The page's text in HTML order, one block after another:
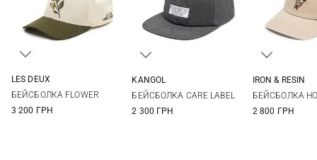
LES DEUX
БЕЙСБОЛКА FLOWER
3 200 ГРН
KANGOL
БЕЙСБОЛКА CARE LABEL
2 300 ГРН
IRON & RESIN
БЕЙСБОЛКА
2 800 ГРН